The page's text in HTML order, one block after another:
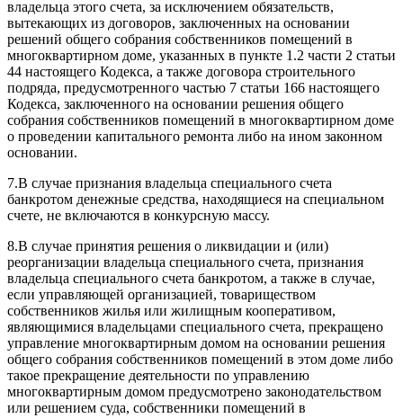
владельца этого счета, за исключением обязательств,
вытекающих из договоров, заключенных на основании
решений общего собрания собственников помещений в
многоквартирном доме, указанных в пункте 1.2 части 2 статьи
44 настоящего Кодекса, а также договора строительного
подряда, предусмотренного частью 7 статьи 166 настоящего
Кодекса, заключенного на основании решения общего
собрания собственников помещений в многоквартирном доме
о проведении капитального ремонта либо на ином законном
основании.
7.В случае признания владельца специального счета
банкротом денежные средства, находящиеся на специальном
счете, не включаются в конкурсную массу.
8.В случае принятия решения о ликвидации и (или)
реорганизации владельца специального счета, признания
владельца специального счета банкротом, а также в случае,
если управляющей организацией, товариществом
собственников жилья или жилищным кооперативом,
являющимися владельцами специального счета, прекращено
управление многоквартирным домом на основании решения
общего собрания собственников помещений в этом доме либо
такое прекращение деятельности по управлению
многоквартирным домом предусмотрено законодательством
или решением суда, собственники помещений в